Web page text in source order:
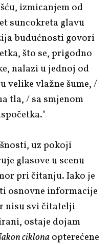
izmicanjem od
suncokreta glavu
budućnosti govori
što se, prigodno
nalazi u jednoj od
velike vlažne šume, /
tla, / sa smjenom
uz pokoji
glasove u scenu
pri čitanju. Iako je
osnovne informacije
nisu svi čitatelji
ostaje dojam
ciklonaopterećene